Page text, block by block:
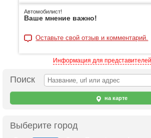
Автомобилист!
Ваше мнение важно!
Оставьте свой отзыв и комментарий.
Информация для
Поиск
на карте
Выберите город